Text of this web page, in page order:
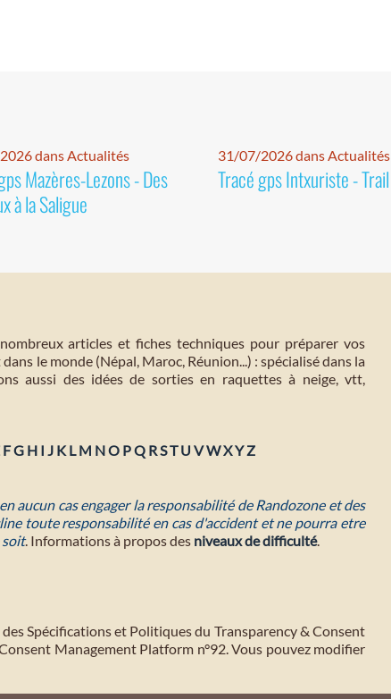
dans Actualités
Mazères-Lezons - Des
à la Saligue
31/07/2026 dans Actualités
Tracé gps Intxuriste - Trail
articles et fiches techniques pour préparer vos
le monde (Népal, Maroc, Réunion...) : spécialisé dans la
aussi des idées de sorties en raquettes à neige, vtt,
FG H I J K L M NO PQ R ST U VWXY Z
aucun cas engager la responsabilité de Randozone et des
toute responsabilité en cas d'accident et ne pourra etre
soit. Informations à propos des niveaux de difficulté.
Spécifications et Politiques du Transparency & Consent
Management Platform n°92. Vous pouvez modifier